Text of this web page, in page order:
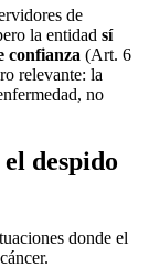
de
la entidad sí
confianza (Art. 6
relevante: la
no
despido
donde el